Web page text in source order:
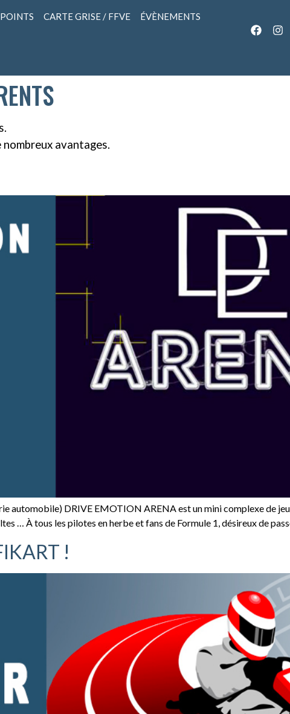
CARTE GRISE / FFVE ÉVÈNEMENTS
avantages.
automobile) DRIVE EMOTION ARENA est un mini complexe de
… À tous les pilotes en herbe et fans de Formule 1, désireux de
!